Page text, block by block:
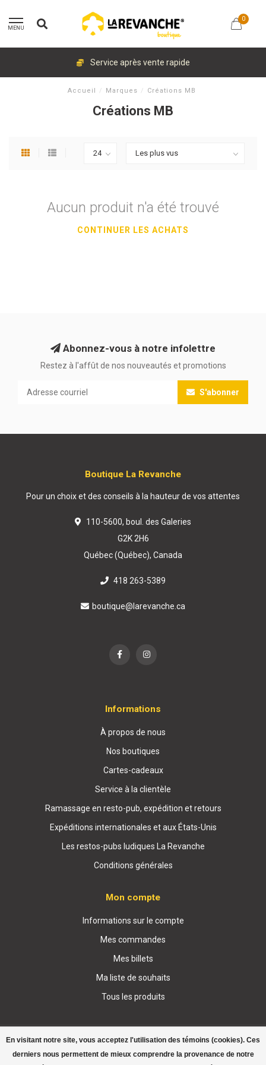
MENU
0
Service après vente rapide
Accueil / Marques / Créations MB
Créations MB
Aucun produit n'a été trouvé
CONTINUER LES ACHATS
En visitant notre site, vous acceptez l'utilisation des témoins (cookies). Ces
derniers nous permettent de mieux comprendre la provenance de notre
Abonnez-vous à notre infolettre
Restez à l'affût de nos nouveautés et promotions
S'abonner
Boutique La Revanche
Pour un choix et des conseils à la hauteur de vos attentes
110-5600, boul. des Galeries
G2K 2H6
Québec (Québec), Canada
418 263-5389
boutique@larevanche.ca
Informations
À propos de nous
Nos boutiques
Cartes-cadeaux
Service à la clientèle
Ramassage en resto-pub, expédition et retours
Expéditions internationales et aux États-Unis
Les restos-pubs ludiques La Revanche
Conditions générales
Mon compte
Informations sur le compte
Mes commandes
Mes billets
Ma liste de souhaits
Tous les produits